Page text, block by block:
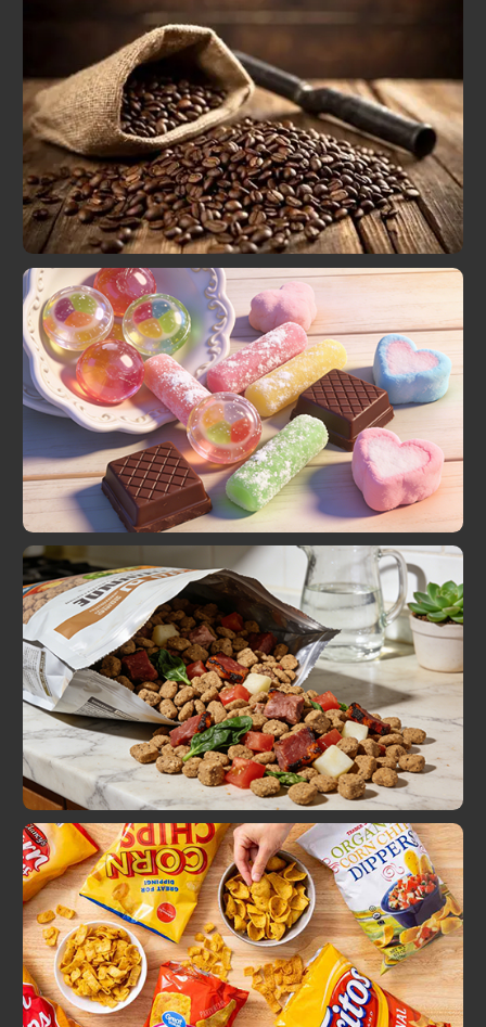
Орехи (например, миндаль, кешью)
Кофейные зерна
Конфеты/Шоколадные бобы
Гранулированный корм для домашних животных
(например, сухой корм)